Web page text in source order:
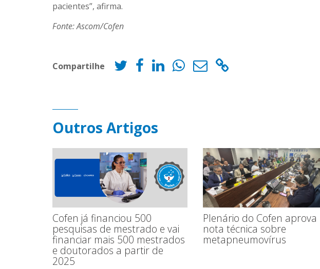
pacientes”, afirma.
Fonte: Ascom/Cofen
Compartilhe
Outros Artigos
Cofen já financiou 500
pesquisas de mestrado e vai
financiar mais 500 mestrados
e doutorados a partir de
2025
Plenário do Cofen aprova
nota técnica sobre
metapneumovírus